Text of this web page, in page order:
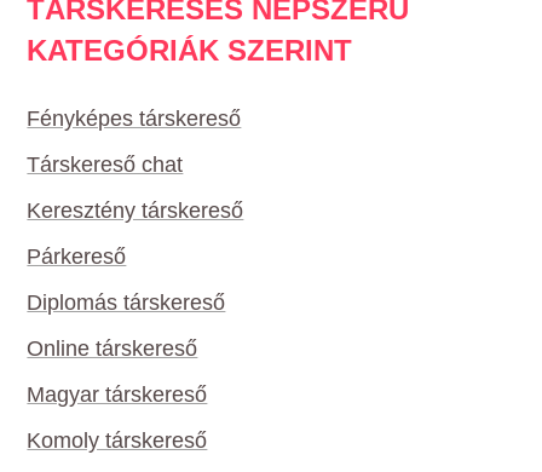
TÁRSKERESÉS NÉPSZERŰ
KATEGÓRIÁK SZERINT
Fényképes társkereső
Társkereső chat
Keresztény társkereső
Párkereső
Diplomás társkereső
Online társkereső
Magyar társkereső
Komoly társkereső